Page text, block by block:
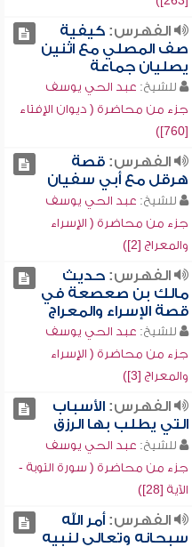
الفهرس:كيفية
صف المصلي مع اثنين
يصليان جماعة
للشيخ: عبد الحي يوسف
جزء من محاضرة ( ديوان الإفتاء
[760])
الفهرس:قصة
هرقل مع أبي سفيان
للشيخ: عبد الحي يوسف
جزء من محاضرة ( الإسراء
والمعراج [2])
الفهرس:حديث
مالك بن صعصعة في
قصة الإسراء والمعراج
للشيخ: عبد الحي يوسف
جزء من محاضرة ( الإسراء
والمعراج [3])
الفهرس:الأسباب
التي يطلب بها الرزق
للشيخ: عبد الحي يوسف
جزء من محاضرة ( سورة التوبة -
الآية [28])
الفهرس:أمر الله
سبحانه وتعالى لنبيه